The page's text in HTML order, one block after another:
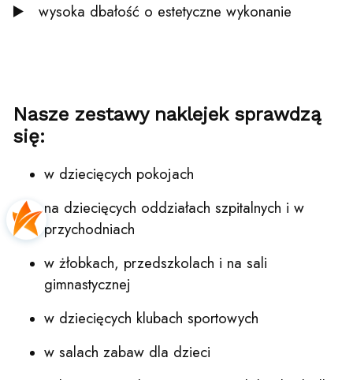
▶️ wysoka dbałość o estetyczne wykonanie
Nasze zestawy naklejek sprawdzą
się:
w dziecięcych pokojach
na dziecięcych oddziałach szpitalnych i w
przychodniach
w żłobkach, przedszkolach i na sali
gimnastycznej
w dziecięcych klubach sportowych
w salach zabaw dla dzieci